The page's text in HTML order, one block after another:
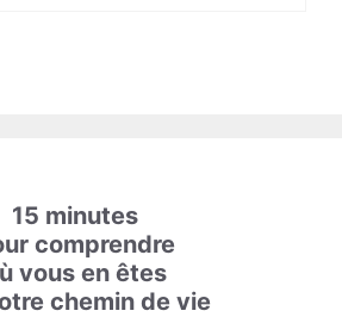
15 minutes
comprendre
vous en êtes
chemin de vie